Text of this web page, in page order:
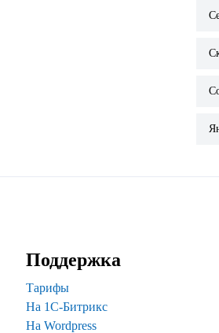
Поддержка
Тарифы
На 1С-Битрикс
На Wordpress